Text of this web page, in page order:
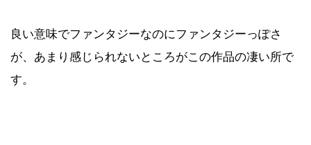
良い意味でファンタジーなのにファンタジーっぽさ
が、あまり感じられないところがこの作品の凄い所で
す。